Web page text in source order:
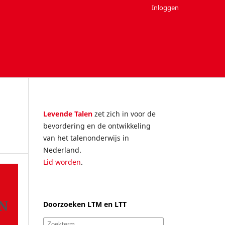
Inloggen
Levende Talen zet zich in voor de
bevordering en de ontwikkeling
van het talenonderwijs in
Nederland.
Lid worden.
Doorzoeken LTM en LTT